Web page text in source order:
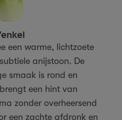
een warme, lichtzoete
anijstoon. De
smaak is rond en
een hint van
zonder overheersend
een zachte afdronk en